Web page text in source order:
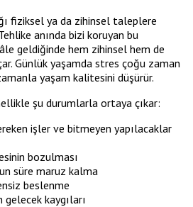
fiziksel ya da zihinsel taleplere
anında bizi koruyan bu
geldiğinde hem zihinsel hem de
Günlük yaşamda stres çoğu zaman
yaşam kalitesini düşürür.
şu durumlarla ortaya çıkar:
işler ve bitmeyen yapılacaklar
bozulması
süre maruz kalma
beslenme
kaygıları